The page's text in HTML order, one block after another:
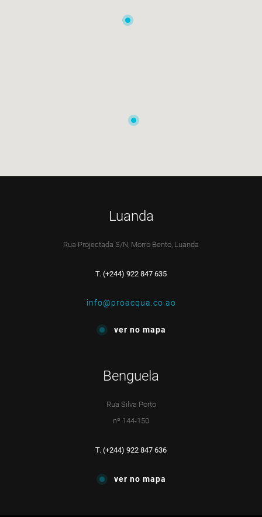
Luanda
Rua Projectada S/N, Morro Bento, Luanda
T. (+244) 922 847 635
info@proacqua.co.ao
ver no mapa
Benguela
Rua Silva Porto
nº 144-150
T. (+244) 922 847 636
ver no mapa